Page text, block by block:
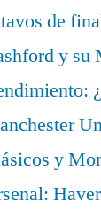
de
y su
y